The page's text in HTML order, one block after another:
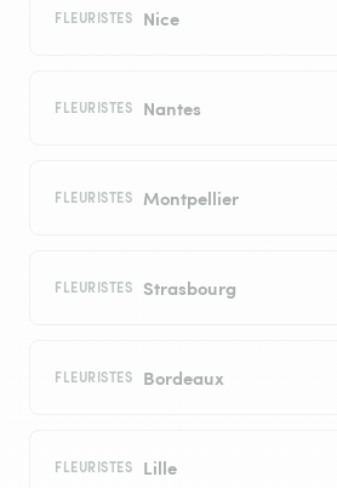
FLEURISTES Nice
FLEURISTES Nantes
FLEURISTES Montpellier
FLEURISTES Strasbourg
FLEURISTES Bordeaux
FLEURISTES Lille